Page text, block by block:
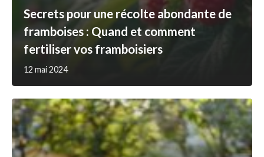
Secrets pour une récolte abondante de
framboises : Quand et comment
fertiliser vos framboisiers
12 mai 2024